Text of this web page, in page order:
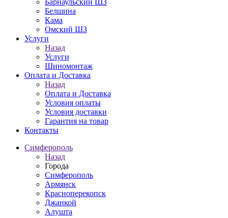
Барнаульский ШЗ
Белшина
Кама
Омский ШЗ
Услуги
Назад
Услуги
Шиномонтаж
Оплата и Доставка
Назад
Оплата и Доставка
Условия оплаты
Условия доставки
Гарантия на товар
Контакты
Симферополь
Назад
Города
Симферополь
Армянск
Красноперекопск
Джанкой
Алушта